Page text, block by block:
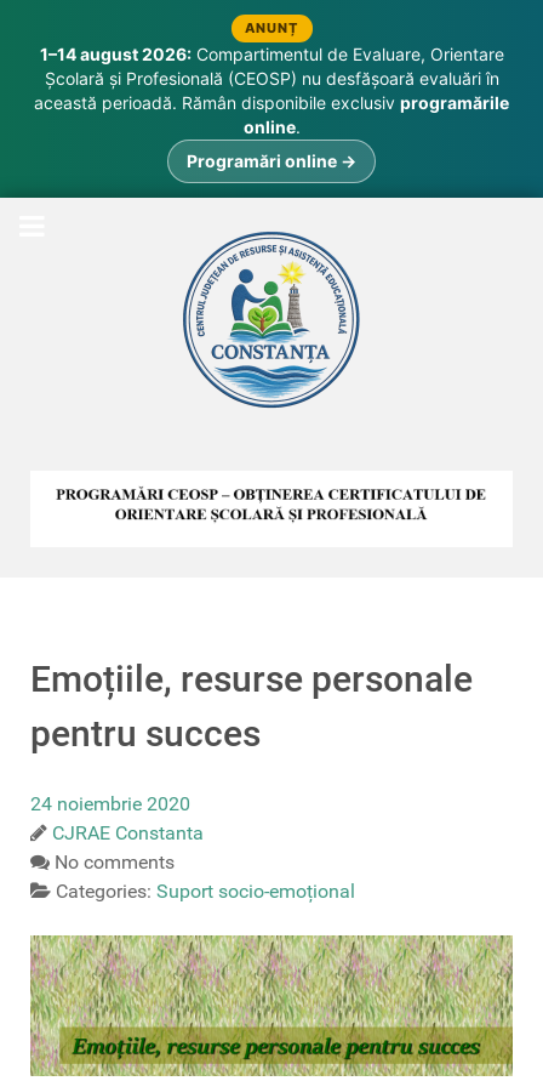
ANUNȚ
1–14 august 2026:Compartimentul de Evaluare, Orientare
Școlară și Profesională (CEOSP) nu desfășoară evaluări în
această perioadă. Rămân disponibile exclusiv programările
online.
Programări online →
Emoțiile, resurse personale
pentru succes
24 noiembrie 2020
CJRAE Constanta
No comments
Categories: Suport socio-emoțional